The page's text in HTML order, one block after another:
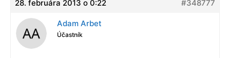
28. februára 2013 o 0:22
#348777
Adam Arbet
Účastník